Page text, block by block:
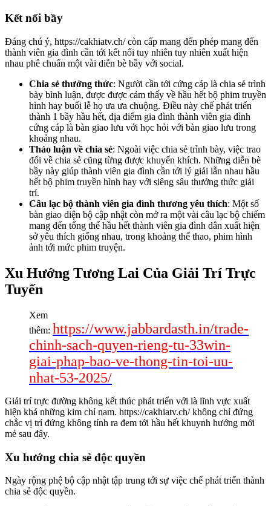
Kết nối bầy
Đáng chú ý, https://cakhiatv.ch/ còn cấp mang đến phép mang đến
thành viên gia đình cần tới kết nối tuy nhiên tuy nhiên xuất hiện
nhau phê chuẩn một vài diễn bè bầy với social.
Chia sẻ thưởng thức: Người cần tới cứng cáp là chia sẻ trình
bày bình luận, được được cảm thấy về hầu hết bộ phim truyền
hình hay buổi lễ họ ưa ưa chuộng. Điều này chế phát triển
thành 1 bầy hầu hết, địa điểm gia đình thành viên gia đình
cứng cáp là bàn giao lưu với học hỏi với bàn giao lưu trong
khoảng nhau.
Thảo luận về chia sẻ: Ngoài việc chia sẻ trình bày, việc trao
đổi về chia sẻ cũng từng được khuyến khích. Những diễn bè
bầy này giúp thành viên gia đình cần tới lý giải lẫn nhau hầu
hết bộ phim truyền hình hay với siêng sâu thưởng thức giải
trí.
Câu lạc bộ thành viên gia đình thương yêu thích: Một số
bàn giao diện bộ cập nhật còn mở ra một vài câu lạc bộ chiếm
mang đến tổng thể hầu hết thành viên gia đình dân xuất hiện
sở yêu thích giống nhau, trong khoảng thể thao, phim hình
ảnh tới mức phim truyện.
Xu Hướng Tương Lai Của Giải Trí Trực
Tuyến
Xem
thêm: https://www.jabbardasth.in/trade-
chinh-sach-quyen-rieng-tu-33win-
giai-phap-bao-ve-thong-tin-toi-uu-
nhat-53-2025/
Giải trí trực đường không kết thúc phát triển với là lĩnh vực xuất
hiện khá những kim chỉ nam. https://cakhiatv.ch/ không chỉ đứng
chắc vị trí đứng không tính ra đem tới hầu hết khuynh hướng mới
mẻ sau đây.
Xu hướng chia sẻ độc quyền
Ngày rộng phệ bộ cập nhật tập trung tới sự việc chế phát triển thành
chia sẻ độc quyền.